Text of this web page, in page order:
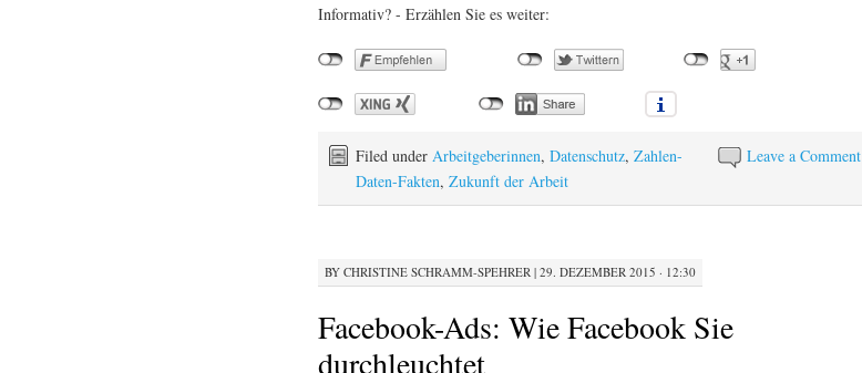
Informativ? - Erzählen Sie es weiter:
Leave a Comment
Filed under Arbeitgeberinnen, Datenschutz, Zahlen-
Daten-Fakten, Zukunft der Arbeit
BY CHRISTINE SCHRAMM-SPEHRER | 29. DEZEMBER 2015 · 12:30
Facebook-Ads: Wie Facebook Sie
durchleuchtet